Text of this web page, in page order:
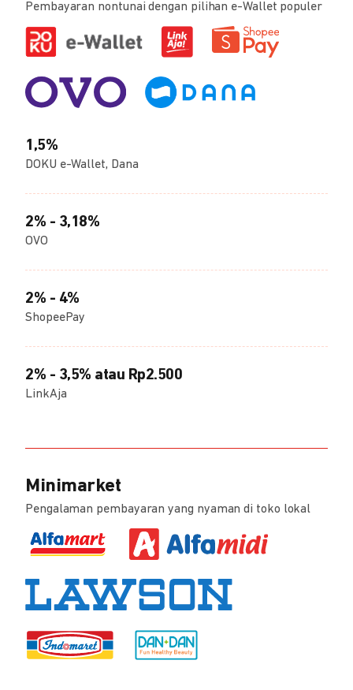
Pembayaran nontunai dengan pilihan e-Wallet populer
1,5%
DOKU e-Wallet, Dana
2% - 3,18%
OVO
2% - 4%
ShopeePay
2% - 3,5% atau Rp2.500
LinkAja
Minimarket
Pengalaman pembayaran yang nyaman di toko lokal